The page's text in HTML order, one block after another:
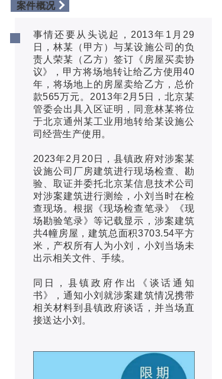
案件概况
事情还要从头说起，2013年1月29
日，林某（甲方）与某设施公司的负
责人荣某（乙方）签订《房屋买卖协
议》，甲方将场地转让给乙方使用40
年，将场地上的房屋卖给乙方，总价
款565万元。2013年2月5日，北京某
管委会出具入区证明，同意林某将位
于北京通州某工业用地转给某设施公
司经营生产使用。
2023年2月20日，县镇政府对涉案某
设施公司厂房建筑进行现场检查、勘
验、取证并委托北京某信息技术公司
对涉案建筑进行测绘，小刘当时在检
查现场。根据《现场检查笔录》《现
场勘验笔录》等记载显示，涉案建筑
共4幢房屋，建筑总面积3703.54平方
米，产权所有人为小刘，小刘当场未
出示相关文件、手续。
同日，县镇政府作出《谈话通知
书》，通知小刘就涉案建筑情况携带
相关材料到县镇政府谈话，并当场直
接送达小刘。